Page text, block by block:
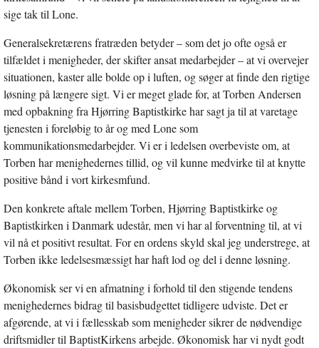
sige tak til Lone.
Generalsekretærens fratræden betyder – som det jo ofte også er
tilfældet i menigheder, der skifter ansat medarbejder – at vi overvejer
situationen, kaster alle bolde op i luften, og søger at finde den rigtige
løsning på længere sigt. Vi er meget glade for, at Torben Andersen
med opbakning fra Hjørring Baptistkirke har sagt ja til at varetage
tjenesten i foreløbig to år og med Lone som
kommunikationsmedarbejder. Vi er i ledelsen overbeviste om, at
Torben har menighedernes tillid, og vil kunne medvirke til at knytte
positive bånd i vort kirkesmfund.
Den konkrete aftale mellem Torben, Hjørring Baptistkirke og
Baptistkirken i Danmark udestår, men vi har al forventning til, at vi
vil nå et positivt resultat. For en ordens skyld skal jeg understrege, at
Torben ikke ledelsesmæssigt har haft lod og del i denne løsning.
Økonomisk ser vi en afmatning i forhold til den stigende tendens
menighedernes bidrag til basisbudgettet tidligere udviste. Det er
afgørende, at vi i fællesskab som menigheder sikrer de nødvendige
driftsmidler til BaptistKirkens arbejde. Økonomisk har vi nydt godt